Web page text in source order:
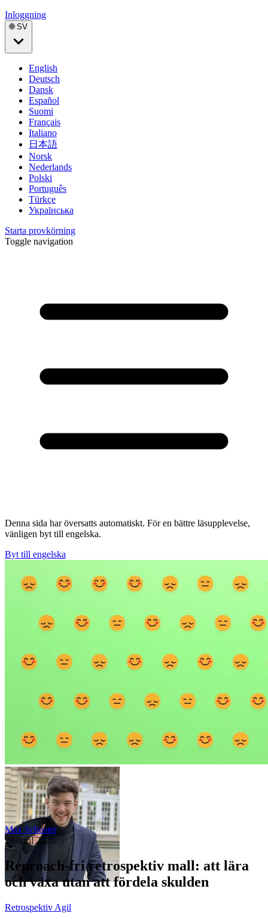
Inloggning
🌐 SV
English
Deutsch
Dansk
Español
Suomi
Français
Italiano
日本語
Norsk
Nederlands
Polski
Português
Türkçe
Українська
Starta provkörning
Toggle navigation
Denna sida har översatts automatiskt. För en bättre läsupplevelse,
vänligen byt till engelska.
Byt till engelska
Max Schuster
20 april 2025
Reproach-fri retrospektiv mall: att lära
och växa utan att fördela skulden
Retrospektiv Agil